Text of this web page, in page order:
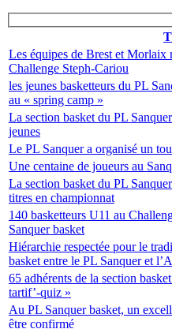
Les équipes de Brest et Morlaix
Challenge Steph-Cariou
les jeunes basketteurs du PL
au « spring camp »
La section basket du PL
jeunes
Le PL Sanquer a organisé un
Une centaine de joueurs au
La section basket du PL
titres en championnat
140 basketteurs U11 au
Sanquer basket
Hiérarchie respectée pour le
basket entre le PL Sanquer et
65 adhérents de la section
tartif’-quiz »
Au PL Sanquer basket, un
être confirmé